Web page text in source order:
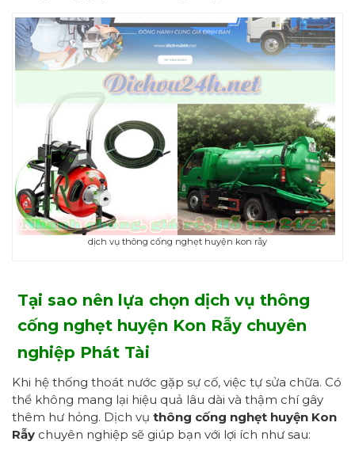
dịch vụ thông cống nghẹt huyện kon rẫy
Tại sao nên lựa chọn dịch vụ thông
cống nghẹt huyện Kon Rẫy chuyên
nghiệp Phát Tài
Khi hệ thống thoát nước gặp sự cố, việc tự sửa chữa. Có
thể không mang lại hiệu quả lâu dài và thậm chí gây
thêm hư hỏng. Dịch vụ thông cống nghẹt huyện Kon
Rẫy chuyên nghiệp sẽ giúp bạn với lợi ích như sau: